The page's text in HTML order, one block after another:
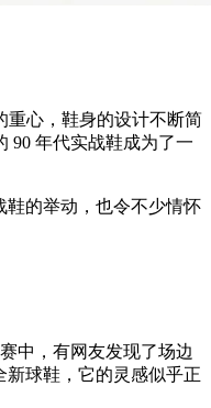
心，鞋身的设计不断简
90 年代实战鞋成为了一
的举动，也令不少情怀
，有网友发现了场边
新球鞋，它的灵感似乎正